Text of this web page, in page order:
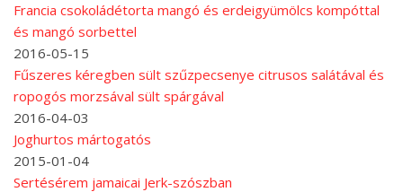
Francia csokoládétorta mangó és erdeigyümölcs kompóttal
és mangó sorbettel
2016-05-15
Fűszeres kéregben sült szűzpecsenye citrusos salátával és
ropogós morzsával sült spárgával
2016-04-03
Joghurtos mártogatós
2015-01-04
Sertésérem jamaicai Jerk-szószban